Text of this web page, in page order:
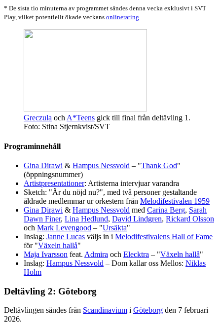
* De sista tio minuterna av programmet sändes denna vecka exklusivt i SVT
Play, vilket potentiellt ökade veckans onlinerating.
Greczula ochA*Teens gick till final från deltävling 1.
Foto: Stina Stjernkvist/SVT
Programinnehåll
Gina Dirawi & Hampus Nessvold – "Thank God"
(öppningsnummer)
Artistpresentationer: Artisterna intervjuar varandra
Sketch: "Är du nöjd nu?", med två personer gestaltande
åldrade medlemmar ur orkestern från Melodifestivalen 1959
Gina Dirawi & Hampus Nessvold med Carina Berg, Sarah
Dawn Finer, Lina Hedlund, David Lindgren, Rickard Olsson
och Mark Levengood – "Ursäkta"
Inslag: Janne Lucas väljs in i Melodifestivalens Hall of Fame
för "Växeln hallå"
Maja Ivarsson feat. Admira och Elecktra – "Växeln hallå"
Inslag: Hampus Nessvold – Dom kallar oss Mellos: Niklas
Holm
Deltävling 2: Göteborg
Deltävlingen sändes från Scandinavium i Göteborg den 7 februari
2026.